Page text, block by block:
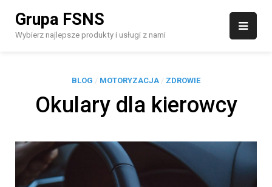
content
Grupa FSNS
Wybierz najlepsze produkty i usługi z nami
BLOG / MOTORYZACJA / ZDROWIE
Okulary dla kierowcy